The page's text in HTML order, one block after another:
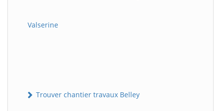
Valserine
Trouver chantier travaux Belley